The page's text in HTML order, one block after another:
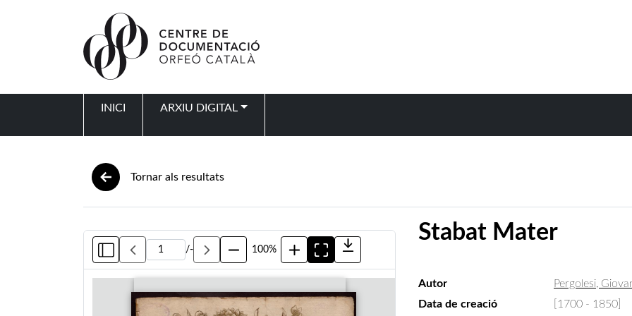
INICI ARXIU DIGITAL
Tornar als resultats
/- 100%
Stabat Mater
Autor
Pergolesi,
Data de creació
[1700 - 1850]